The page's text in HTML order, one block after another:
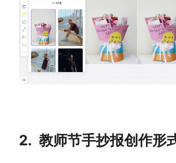
数据分析与策略
AI生成用户画像
AI生成Smart分析
AI生成4P营销理论模型
智能创
AI生成
AI生成
AI生成简
2. 教师节手抄报创作形